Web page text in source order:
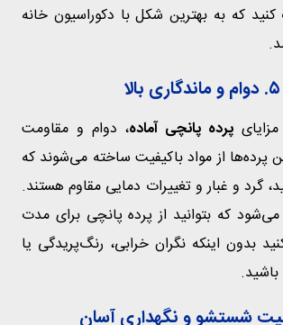
کنید که به بهترین شکل با دکوراسیون خانه
۵. دوام و ماندگاری بالا
پرده پانچی آماده، دوام و مقاومت
پرده‌ها از مواد باکیفیت ساخته می‌شوند که
گرد و غبار و تغییرات دمایی مقاوم هستند.
که بتوانید از پرده پانچی برای مدت
بدون اینکه نگران خرابی، رنگ‌پریدگی یا